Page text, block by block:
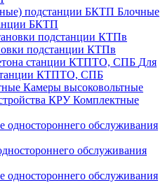
Блочные
БКТП
подстанции КТПв
Для
КТПТО, СПБ
Камеры высоковольтные
Комплектные
обслуживания